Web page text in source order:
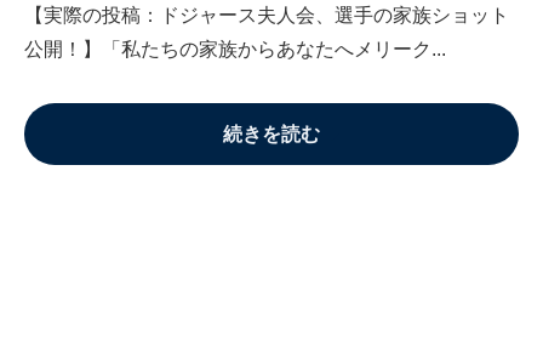
【実際の投稿：ドジャース夫人会、選手の家族ショット
公開！】「私たちの家族からあなたへメリーク...
続きを読む